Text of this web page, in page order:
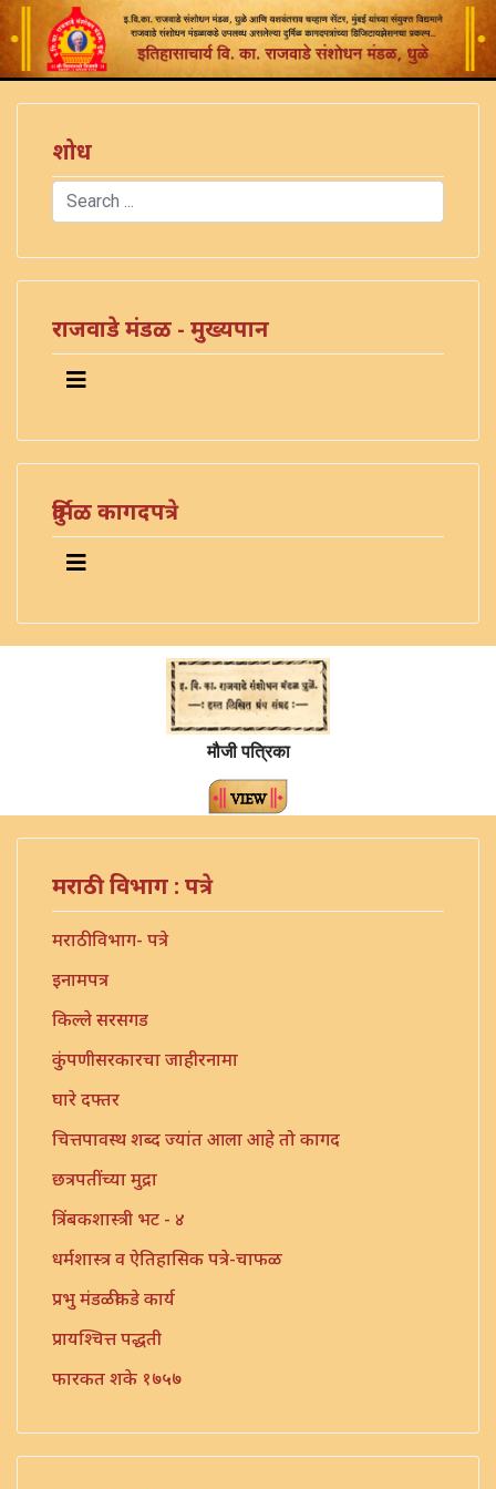
शोध
Search
राजवाडे मंडळ - मुख्यपान
दुर्मिळ कागदपत्रे
मौजी पत्रिका
मराठी विभाग : पत्रे
मराठी विभाग- पत्रे
इनामपत्र
किल्ले सरसगड
कुंपणीसरकारचा जाहीरनामा
घारे दफ्तर
चित्तपावस्थ शब्द ज्यांत आला आहे तो कागद
छत्रपतींच्या मुद्रा
त्रिंबकशास्त्री भट - ४
धर्मशास्त्र व ऐतिहासिक पत्रे-चाफळ
प्रभु मंडळीकडे कार्य
प्रायश्चित्त पद्धती
फारकत शके १७५७
महजर - १